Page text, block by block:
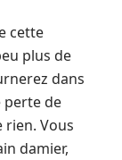
cette
plus de
dans
perte de
rien. Vous
damier,